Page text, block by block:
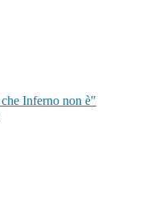
Inferno non è"